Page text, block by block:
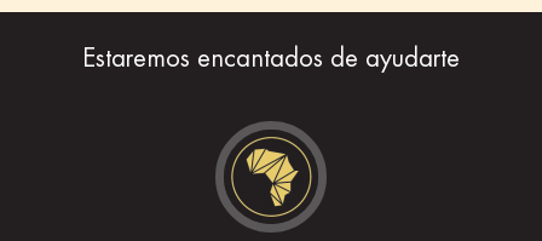
Estaremos encantados de ayudarte